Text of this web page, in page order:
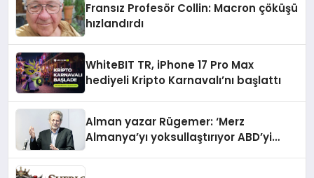
Fransız Profesör Collin: Macron çöküşü
hızlandırdı
WhiteBIT TR, iPhone 17 Pro Max
hediyeli Kripto Karnavalı’nı başlattı
Alman yazar Rügemer: ‘Merz
Almanya’yı yoksullaştırıyor ABD’yi